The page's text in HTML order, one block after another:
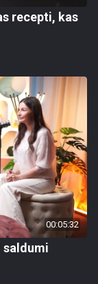
recepti, kas
00:05:32
saldumi